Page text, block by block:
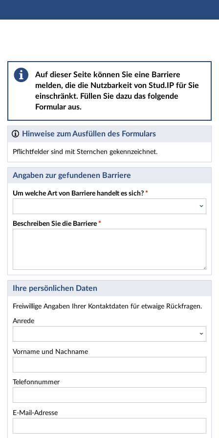
Hauptnavigation
Barriere melden
Auf dieser Seite können Sie eine Barriere
melden, die die Nutzbarkeit von Stud.IP für Sie
einschränkt. Füllen Sie dazu das folgende
Formular aus.
Hinweise zum Ausfüllen des Formulars
Pflichtfelder sind mit Sternchen gekennzeichnet.
Dieses Formular enthält Pflichtfelder.
Angaben zur gefundenen Barriere
Um welche Art von Barriere handelt es sich? *
Beschreiben Sie die Barriere *
Ihre persönlichen Daten
Freiwillige Angaben Ihrer Kontaktdaten für etwaige Rückfragen.
Anrede
Vorname und Nachname
Telefonnummer
E-Mail-Adresse